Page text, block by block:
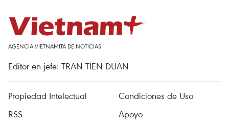
AGENCIA VIETNAMITA DE NOTICIAS
Editor en jefe: TRAN TIEN DUAN
Propiedad Intelectual
Condiciones de Uso
RSS
Apoyo